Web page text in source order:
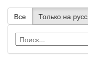
Все Только на